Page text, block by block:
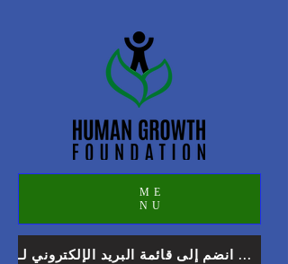
ME
NU
انضم إلى قائمة البريد الإلكتروني لـ HGF